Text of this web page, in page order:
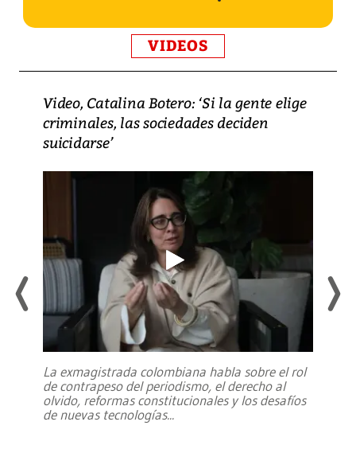
VIDEOS
Video, Catalina Botero: ‘Si la gente elige
criminales, las sociedades deciden
suicidarse’
La exmagistrada colombiana habla sobre el rol
de contrapeso del periodismo, el derecho al
olvido, reformas constitucionales y los desafíos
de nuevas tecnologías...